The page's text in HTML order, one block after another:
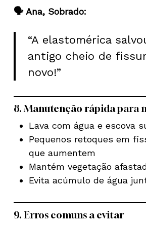
🗣️ Ana, Sobrado:
“A elastomérica
antigo cheio de
novo!”
8. Manutenção rápida para
Lava com água e escova
Pequenos retoques em
que aumentem
Mantém vegetação
Evita acúmulo de água
9. Erros comuns a evitar